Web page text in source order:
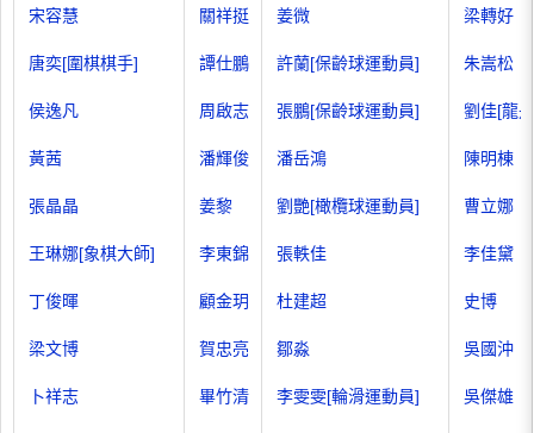
宋容慧
唐奕[圍棋棋手]
侯逸凡
黃茜
張晶晶
王琳娜[象棋大師]
丁俊暉
梁文博
卜祥志
關祥挺
譚仕鵬
周啟志
潘輝俊
姜黎
李東錦
顧金玥
賀忠亮
畢竹清
姜微
許蘭[保齡球運動員]
張鵬[保齡球運動員]
潘岳鴻
劉艷[橄欖球運動員]
張軼佳
杜建超
鄒淼
李雯雯[輪滑運動員]
梁轉好
朱嵩松
劉佳[龍
陳明棟
曹立娜
李佳黛
史博
吳國沖
吳傑雄